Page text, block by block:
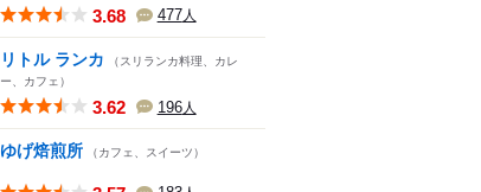
3.68 477人
リトル ランカ
（スリランカ料理、カレ
ー、カフェ）
3.62 196人
ゆげ焙煎所 （カフェ、スイーツ）